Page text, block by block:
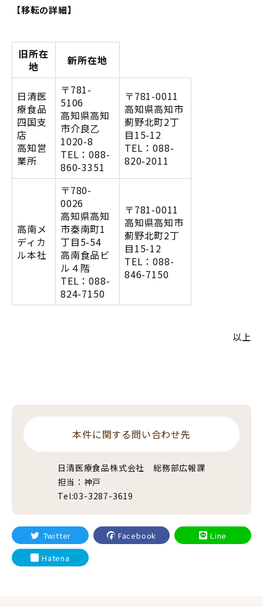
【移転の詳細】
旧所在
地
新所在地
日清医
療食品
四国支
店
高知営
業所
〒781-
5106
高知県高知
市介良乙
1020-8
TEL：088-
860-3351
〒781-0011
高知県高知市
薊野北町2丁
目15-12
TEL：088-
820-2011
高南メ
ディカ
ル本社
〒780-
0026
高知県高知
市秦南町1
丁目5-54
高南食品ビ
ル４階
TEL：088-
824-7150
〒781-0011
高知県高知市
薊野北町2丁
目15-12
TEL：088-
846-7150
以上
本件に関する問い合わせ先
日清医療食品株式会社 総務部広報課
担当：神戸
Tel:03-3287-3619
Twitter Facebook
Line
Hatena